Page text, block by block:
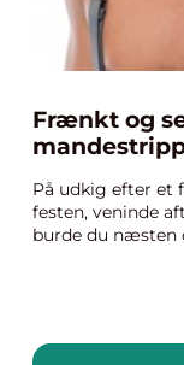
Frænkt og
På udkig efter et
festen, veninde
burde du næsten